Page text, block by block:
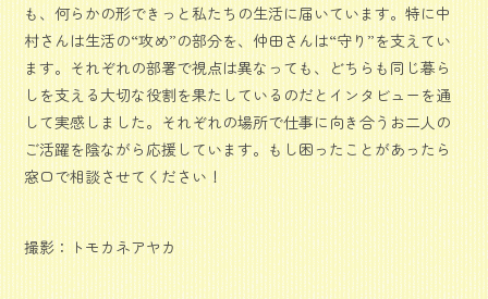
も、何らかの形できっと私たちの生活に届いています。特に中
村さんは生活の“攻め”の部分を、仲田さんは“守り”を支えてい
ます。それぞれの部署で視点は異なっても、どちらも同じ暮ら
しを支える大切な役割を果たしているのだとインタビューを通
して実感しました。それぞれの場所で仕事に向き合うお二人の
ご活躍を陰ながら応援しています。もし困ったことがあったら
窓口で相談させてください！
撮影：トモカネアヤカ